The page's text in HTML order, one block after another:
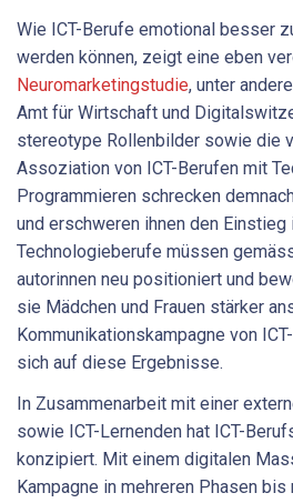
Wie ICT-Berufe emotional besser
werden können, zeigt eine eben
Neuromarketingstudie, unter
Amt für Wirtschaft und
stereotype Rollenbilder sowie die
Assoziation von ICT-Berufen mit
Programmieren schrecken
und erschweren ihnen den
Technologieberufe müssen
autorinnen neu positioniert und
sie Mädchen und Frauen stärker
Kommunikationskampagne von
sich auf diese Ergebnisse.
In Zusammenarbeit mit einer
sowie ICT-Lernenden hat ICT-
konzipiert. Mit einem digitalen
Kampagne in mehreren Phasen